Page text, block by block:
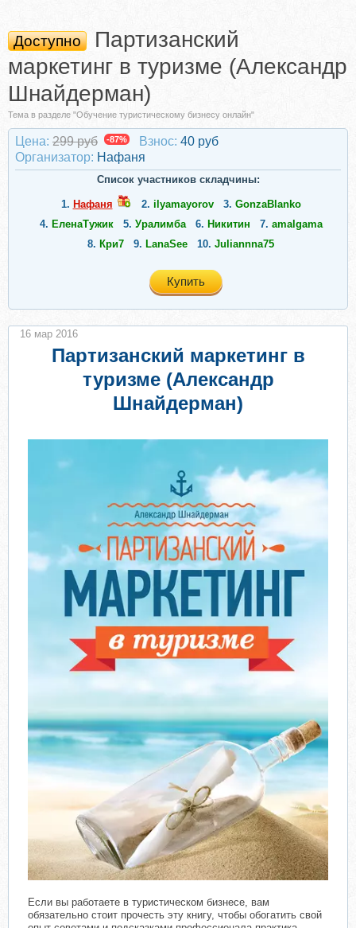
Доступно
Партизанский
маркетинг в туризме (Александр
Шнайдерман)
Тема в разделе "Обучение туристическому бизнесу онлайн"
Цена: 299 руб -87% Взнос: 40 руб
Организатор: Нафаня
Список участников складчины:
1. Нафаня 2. ilyamayorov 3. GonzaBlanko
4. ЕленаТужик 5. Уралимба 6. Никитин 7. amalgama
8. Кри7 9. LanaSee 10. Juliannna75
Купить
Партизанский маркетинг в
туризме (Александр
Шнайдерман)
Если вы работаете в туристическом бизнесе, вам
обязательно стоит прочесть эту книгу, чтобы обогатить свой
16 мар 2016